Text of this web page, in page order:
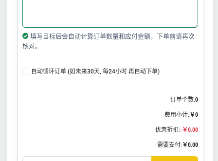
填写目标后会自动计算订单数量和应付金额，下单前请再次
核对。
自动循环订单 (如未来30天, 每24小时 再自动下单)
订单个数:0
费用小计: ￥0
优惠折扣:-￥0.00
需要支付: ￥0.00